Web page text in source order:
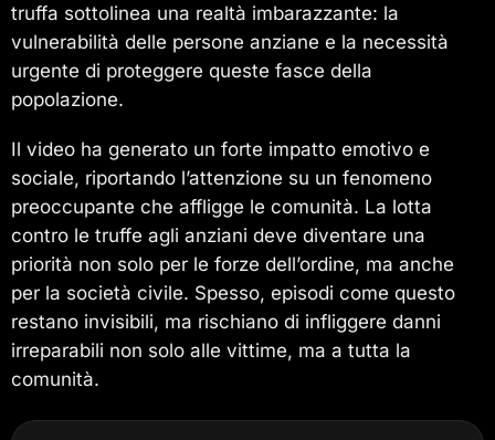
truffa sottolinea una realtà imbarazzante: la
vulnerabilità delle persone anziane e la necessità
urgente di proteggere queste fasce della
popolazione.
Il video ha generato un forte impatto emotivo e
sociale, riportando l’attenzione su un fenomeno
preoccupante che affligge le comunità. La lotta
contro le truffe agli anziani deve diventare una
priorità non solo per le forze dell’ordine, ma anche
per la società civile. Spesso, episodi come questo
restano invisibili, ma rischiano di infliggere danni
irreparabili non solo alle vittime, ma a tutta la
comunità.